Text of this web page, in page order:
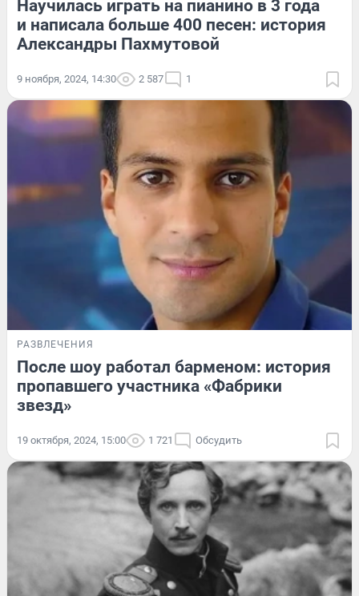
Научилась играть на пианино в 3 года
и написала больше 400 песен: история
Александры Пахмутовой
9 ноября, 2024, 14:30 2 587 1
РАЗВЛЕЧЕНИЯ
После шоу работал барменом: история
пропавшего участника «Фабрики
звезд»
19 октября, 2024, 15:00 1 721 Обсудить